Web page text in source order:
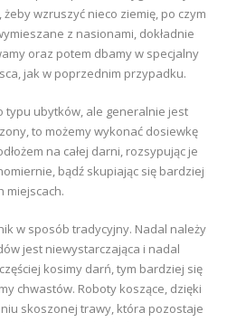
żeby wzruszyć nieco ziemię, po czym
z nasionami, dokładnie
oraz potem dbamy w specjalny
jak w poprzednim przypadku.
typu ubytków, ale generalnie jest
to możemy wykonać dosiewkę
na całej darni, rozsypując je
bądź skupiając się bardziej
miejscach.
w sposób tradycyjny. Nadal należy
jest niewystarczająca i nadal
kosimy darń, tym bardziej się
chwastów. Roboty koszące, dzięki
skoszonej trawy, która pozostaje